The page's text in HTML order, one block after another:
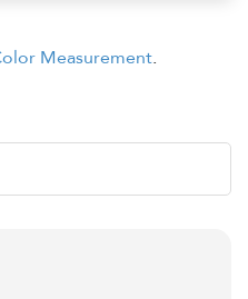
Measurement.